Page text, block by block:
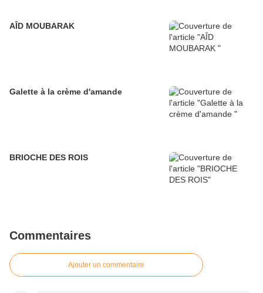
AÎD MOUBARAK
Galette à la crème d'amande
BRIOCHE DES ROIS
Commentaires
Ajouter un commentaire